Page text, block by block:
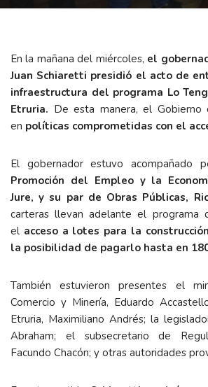
En la mañana del miércoles, el
Juan Schiaretti presidió el acto de
infraestructura del programa Lo
Etruria. De esta manera, el Gobierno
en políticas comprometidas con el
El gobernador estuvo acompañado
Promoción del Empleo y la
Jure, y su par de Obras Públicas,
carteras llevan adelante el programa
el acceso a lotes para la
la posibilidad de pagarlo hasta en
También estuvieron presentes el
Comercio y Minería, Eduardo
Etruria, Maximiliano Andrés; la
Abraham; el subsecretario de
Facundo Chacón; y otras autoridades